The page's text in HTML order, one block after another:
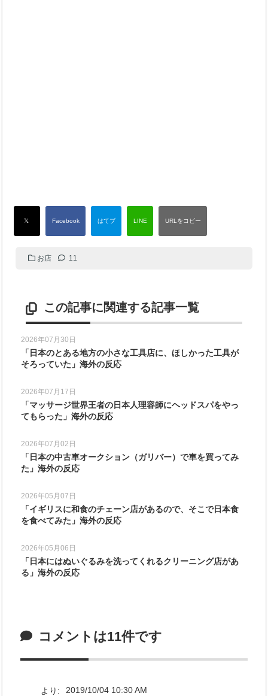
お店 11
この記事に関連する記事一覧
2026年07月30日
「日本のとある地方の小さな工具店に、ほしかった工具が
そろっていた」海外の反応
2026年07月17日
「マッサージ世界王者の日本人理容師にヘッドスパをやっ
てもらった」海外の反応
2026年07月02日
「日本の中古車オークション（ガリバー）で車を買ってみ
た」海外の反応
2026年05月07日
「イギリスに和食のチェーン店があるので、そこで日本食
を食べてみた」海外の反応
2026年05月06日
「日本にはぬいぐるみを洗ってくれるクリーニング店があ
る」海外の反応
コメントは11件です
より: 2019/10/04 10:30 AM